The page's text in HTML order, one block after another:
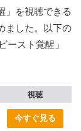
」を視聴できる
ました。以下の
ースト覚醒」
視聴
今すぐ見る